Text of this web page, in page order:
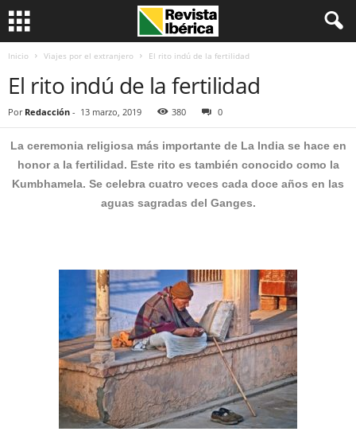
Inicio Viajes por el extranjero El rito indú de la fertilidad
El rito indú de la fertilidad
Por Redacción - 13 marzo, 2019 380 0
La ceremonia religiosa más importante de La India se hace en
honor a la fertilidad. Este rito es también conocido como la
Kumbhamela. Se celebra cuatro veces cada doce años en las
aguas sagradas del Ganges.